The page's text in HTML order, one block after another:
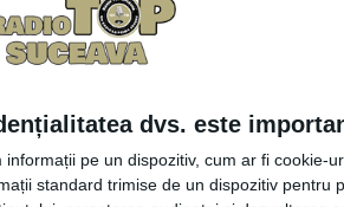
dvs. este
pe un dispozitiv, cum ar fi cookie-
standard trimise de un dispozitiv pentru
liberali, la o
Flutur: Tinerii